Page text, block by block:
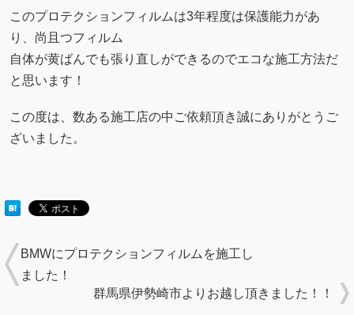
このプロテクションフィルムは3年程度は保護能力があ
り、尚且つフィルム
自体が黄ばんでも張り直しができるのでエコな施工方法だ
と思います！
この度は、数ある施工店の中ご依頼頂き誠にありがとうご
ざいました。
BMWにプロテクションフィルムを施工し
ました！
群馬県伊勢崎市よりお越し頂きました！！